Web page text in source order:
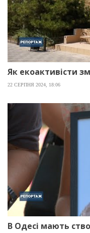
Як екоактивісти
22 СЕРПНЯ 2024, 18:06
В Одесі мають